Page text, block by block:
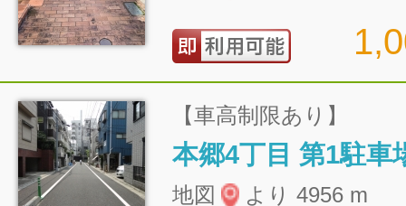
【車高制限あり】
本郷4丁目 第1駐車
地図 より 4956 m